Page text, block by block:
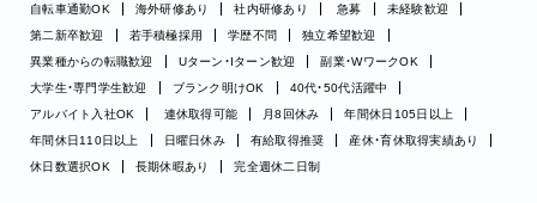
自転車通勤OK
海外研修あり 社内研修あり 急募
未経験歓迎
第二新卒歓迎
若手積極採用 学歴不問
独立希望歓迎
異業種からの転職歓迎
Uターン・Iターン歓迎
副業・WワークOK
大学生・専門学生歓迎
ブランク明けOK
40代・50代活躍中
アルバイト入社OK
連休取得可能 月8回休み
年間休日105日以上
年間休日110日以上
日曜日休み 有給取得推奨
産休・育休取得実績あり
休日数選択OK
長期休暇あり 完全週休二日制